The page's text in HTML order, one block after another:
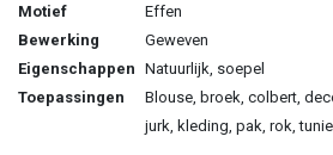
Motief
Effen
Bewerking
Geweven
Eigenschappen Natuurlijk, soepel
Toepassingen
Blouse, broek, colbert,
jurk, kleding, pak, rok,